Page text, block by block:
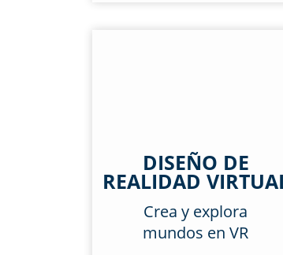
DISEÑO DE
REALIDAD
Crea y explora
mundos en VR